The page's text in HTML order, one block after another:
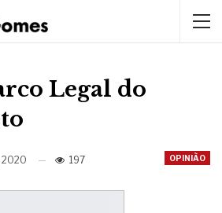
Legal do
OPINIÃO
2020 197